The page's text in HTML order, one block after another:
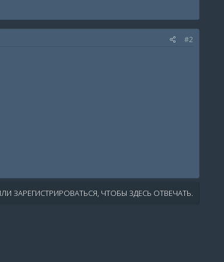
#2
ЗАРЕГИСТРИРОВАТЬСЯ, ЧТОБЫ ЗДЕСЬ ОТВЕЧАТЬ.